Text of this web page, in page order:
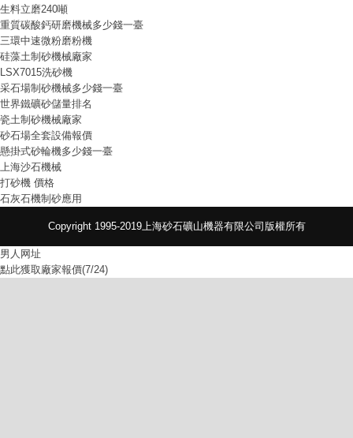
生料立磨240噸
重質碳酸鈣研磨機械多少錢一臺
三環中速微粉磨粉機
硅藻土制砂機械廠家
LSX7015洗砂機
采石場制砂機械多少錢一臺
世界鐵礦砂儲量排名
瓷土制砂機械廠家
砂石場全套設備報價
懸掛式砂輪機多少錢一臺
上海沙石機械
打砂機 價格
石灰石機制砂應用
Copyright 1995-2019上海砂石礦山機器有限公司版權所有
男人网址
點此獲取廠家報價(7/24)